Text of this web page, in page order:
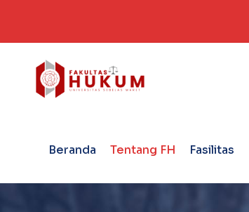
Beranda Tentang FH Fasilitas